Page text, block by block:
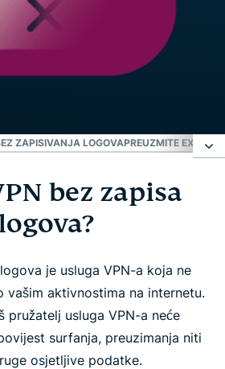
ZAPISIVANJA LOGOVAPREUZMITE
logova?
bez zapisivanja logova kojem
i zašto
bez zapisivanja logova
bez zapisa
je usluga VPN-a koja ne
vašim aktivnostima na internetu.
pružatelj usluga VPN-a neće
surfanja, preuzimanja niti
osjetljive podatke.